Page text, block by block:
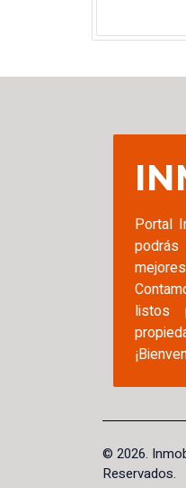
Portal
listos
© 2026.
Reservados.